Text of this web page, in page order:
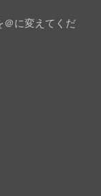
に変えてくだ